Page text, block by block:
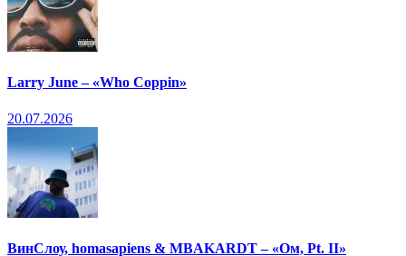
Larry June – «Who Coppin»
20.07.2026
ВинСлоу, homasapiens & MBAKARDT – «Ом, Pt. II»